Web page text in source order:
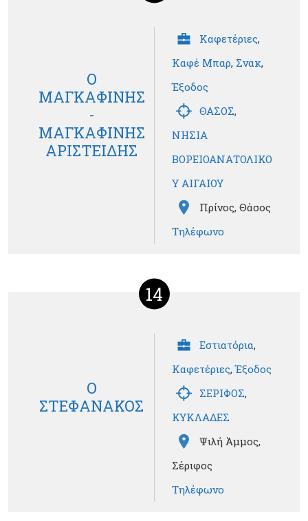
Ο
ΜΑΓΚΑΦΙΝΗΣ
-
ΜΑΓΚΑΦΙΝΗΣ
ΑΡΙΣΤΕΙΔΗΣ
Καφετέριες,
Καφέ Μπαρ, Σνακ,
Έξοδος
ΘΑΣΟΣ,
ΝΗΣΙΑ
ΒΟΡΕΙΟΑΝΑΤΟΛΙΚΟ
Υ ΑΙΓΑΙΟΥ
Πρίνος, Θάσος
Τηλέφωνο
14
Ο
ΣΤΕΦΑΝΑΚΟΣ
Εστιατόρια,
Καφετέριες,Έξοδος
ΣΕΡΙΦΟΣ,
ΚΥΚΛΑΔΕΣ
Ψιλή Άμμος,
Σέριφος
Τηλέφωνο